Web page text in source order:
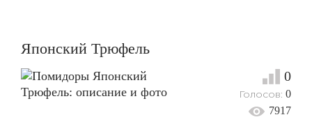
Японский Трюфель
0
Голосов: 0
7917